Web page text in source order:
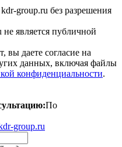
group.ru без разрешения
является публичной
вы даете согласие на
данных, включая файлы
конфиденциальности.
По
group.ru